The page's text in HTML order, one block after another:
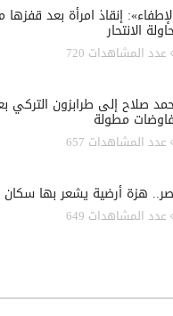
إنقاذ امرأة بعد
الانتحار
عدد المشاهدات 720
صلاح إلى طرابزون التركي
مطولة
عدد المشاهدات 657
هزة أرضية يشعر بها سكان
عدد المشاهدات 649